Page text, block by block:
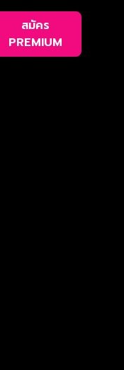
สมัคร
PREMIUM